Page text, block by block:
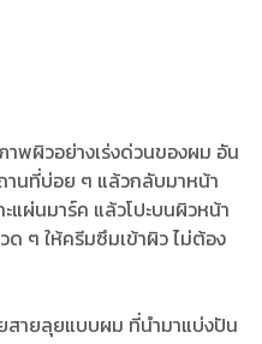
พผิวอย่างเร่งด่วนของผม อัน
นที่บ่อย ๆ แล้วกลับมาหน้า
แผ่นมาร์ค แล้วโปะบนผิวหน้า
ด ๆ ให้ครีมซึมเข้าผิว ไม่ต้อง
ายลุยแบบผม ที่นำมาแบ่งปัน